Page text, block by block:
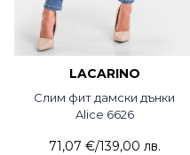
LACARINO
Слим фит дамски дънки
Alice 6626
71,07 €/139,00 лв.